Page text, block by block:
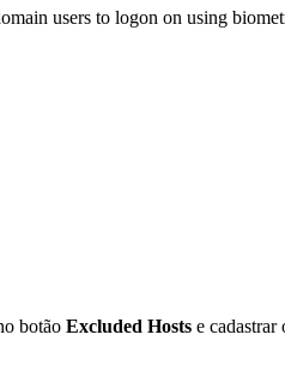
users to logon on using
botão Excluded Hosts e cadastrar